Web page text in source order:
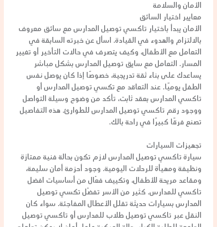
الأمان والسلامة
معايير اختيار السائق
الأمان يبدأ باختيار تاكسي توصيل المدارسمع سائق معروف
بالالتزام والهدوء في القيادة. اسأل عن خبرته السابقة في
التعامل مع الأطفال، وكيف يتصرف في حالات التأخير أو تغيير
المسار. التعامل مع سايق توصيل المدارسبشكل مباشر
يساعدك على بناء ثقة تدريجية، خصوصًا إذا كان يوصل نفس
الطفل يوميًا. عند التعاقد مع تكسي توصيل المدارسأو
تاكسي المدارسبعقد ثابت، تأكد من وضوح وسيلة التواصل
ووجود رقم تاكسي توصيل المدارسللطوارئ. هذه التفاصيل
تصنع فرقًا كبيرًا في راحة بالك.
تجهيزات السيارات
سيارة تاكسي توصيل المدارسلازم تكون بحالة فنية ممتازة
ونظيفة ومهيأة للرحلات اليومية. وجود أحزمة أمان سليمة،
ومقاعد مريحة للأطفال، وتكييف فعّال من أساسيات افضل
تاكسي للمدارس. كثير من الأسر تفضّل تكسي توصيل
المدارسبسيارات حديثة تقلل الأعطال المفاجئة. سواء كان
النقل عبر تاكسي توصيل طلاب للمدارس أو تاكسي توصيل